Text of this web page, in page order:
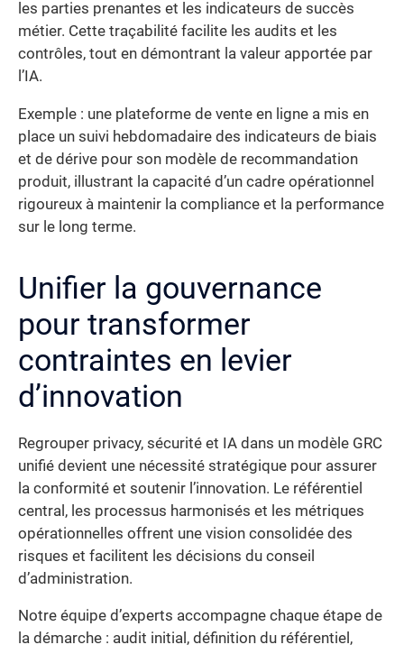
les parties prenantes et les indicateurs de succès
métier. Cette traçabilité facilite les audits et les
contrôles, tout en démontrant la valeur apportée par
l’IA.
Exemple : une plateforme de vente en ligne a mis en
place un suivi hebdomadaire des indicateurs de biais
et de dérive pour son modèle de recommandation
produit, illustrant la capacité d’un cadre opérationnel
rigoureux à maintenir la compliance et la performance
sur le long terme.
Unifier la gouvernance
pour transformer
contraintes en levier
d’innovation
Regrouper privacy, sécurité et IA dans un modèle GRC
unifié devient une nécessité stratégique pour assurer
la conformité et soutenir l’innovation. Le référentiel
central, les processus harmonisés et les métriques
opérationnelles offrent une vision consolidée des
risques et facilitent les décisions du conseil
d’administration.
Notre équipe d’experts accompagne chaque étape de
la démarche : audit initial, définition du référentiel,